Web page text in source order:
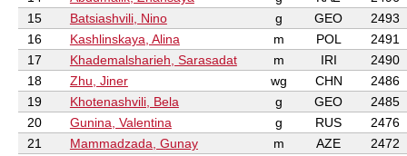
15
Batsiashvili, Nino g GEO
2493
16
Kashlinskaya, Alina m POL
2491
17
Khademalsharieh, Sarasadat m IRI
2490
18
Zhu, Jiner wg CHN
2486
19
Khotenashvili, Bela g GEO
2485
20
Gunina, Valentina g RUS
2476
21
Mammadzada, Gunay m AZE
2472